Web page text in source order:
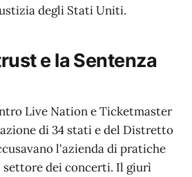
degli Stati Uniti.
e la Sentenza
Live Nation e Ticketmaster
di 34 stati e del Distretto
l'azienda di pratiche
dei concerti. Il giurì